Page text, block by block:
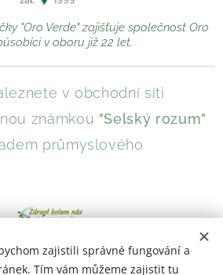
"Oro Verde" zajišťuje společnost Oro
v oboru již 22 let.
v obchodní síti
známkou "Selský rozum"
průmyslového
zajistili správné fungování a
Tím vám můžeme zajistit tu